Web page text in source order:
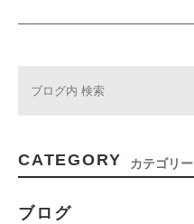
CATEGORY カテゴリー
ブログ